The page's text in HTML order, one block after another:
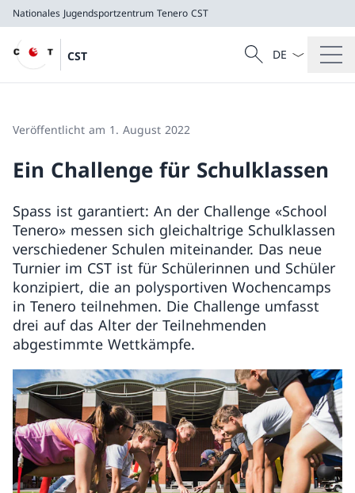
Nationales Jugendsportzentrum Tenero CST
CST
CST
Suche
Suche
Sprach
Veröffentlicht am 1. August 2022
Ein Challenge für Schulklassen
Spass ist garantiert: An der Challenge «School
Tenero» messen sich gleichaltrige Schulklassen
verschiedener Schulen miteinander. Das neue
Turnier im CST ist für Schülerinnen und Schüler
konzipiert, die an polysportiven Wochencamps
in Tenero teilnehmen. Die Challenge umfasst
drei auf das Alter der Teilnehmenden
abgestimmte Wettkämpfe.